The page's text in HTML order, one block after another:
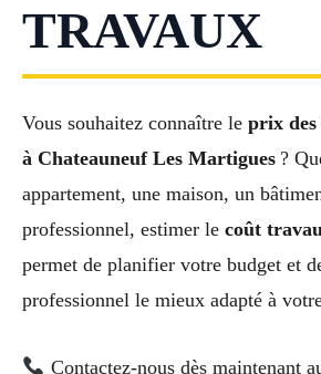
TRAVAUX
Vous souhaitez connaître le prix
à Chateauneuf Les Martigues ?
appartement, une maison, un
professionnel, estimer le coût
permet de planifier votre budget et
professionnel le mieux adapté à
Contactez-nous dès maintenant